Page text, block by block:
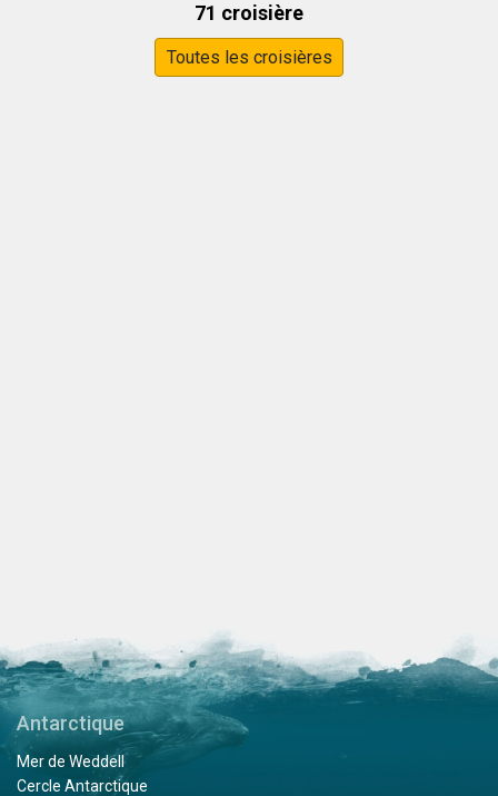
71 croisière
Toutes les croisières
Antarctique
Mer de Weddell
Cercle Antarctique